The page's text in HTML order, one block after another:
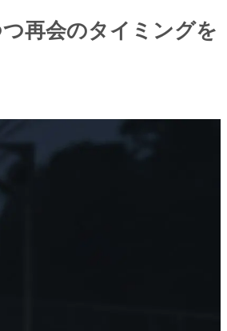
再会のタイミングを